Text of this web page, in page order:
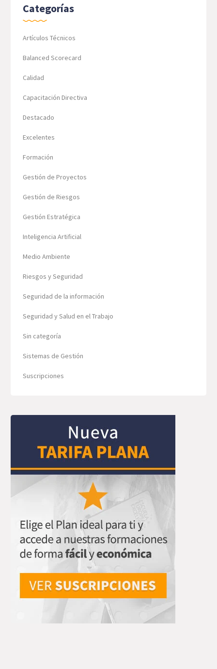
Categorías
Artículos Técnicos
Balanced Scorecard
Calidad
Capacitación Directiva
Destacado
Excelentes
Formación
Gestión de Proyectos
Gestión de Riesgos
Gestión Estratégica
Inteligencia Artificial
Medio Ambiente
Riesgos y Seguridad
Seguridad de la información
Seguridad y Salud en el Trabajo
Sin categoría
Sistemas de Gestión
Suscripciones